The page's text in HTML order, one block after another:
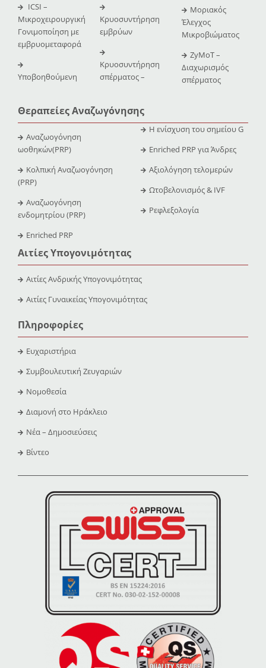
ICSI –
Μικροχειρουργική
Γονιμοποίηση με
εμβρυομεταφορά
Υποβοηθούμενη
Κρυοσυντήρηση
εμβρύων
Κρυοσυντήρηση
σπέρματος –
Μοριακός
Έλεγχος
Μικροβιώματος
ZyMoT –
Διαχωρισμός
σπέρματος
Θεραπείες Αναζωγόνησης
Αναζωογόνηση
ωοθηκών(PRP)
Κολπική Αναζωογόνηση
(PRP)
Αναζωογόνηση
ενδομητρίου (PRP)
Enriched PRP
Η ενίσχυση του σημείου G
Enriched PRP για Άνδρες
Αξιολόγηση τελομερών
Ωτοβελονισμός & IVF
Ρεφλεξολογία
Αιτίες Υπογονιμότητας
Αιτίες Ανδρικής Υπογονιμότητας
Αιτίες Γυναικείας Υπογονιμότητας
Πληροφορίες
Ευχαριστήρια
Συμβουλευτική Ζευγαριών
Νομοθεσία
Διαμονή στο Ηράκλειο
Νέα – Δημοσιεύσεις
Βίντεο